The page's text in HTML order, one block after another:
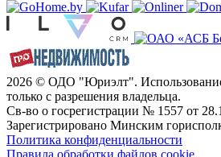
2026 © ОДО "Юриэлт". Использование
только с разрешения владельца.
Св-во о госрегистрации № 1557 от
Зарегистрировано Минским
Политика конфиденциальности
Правила обработки файлов cookie